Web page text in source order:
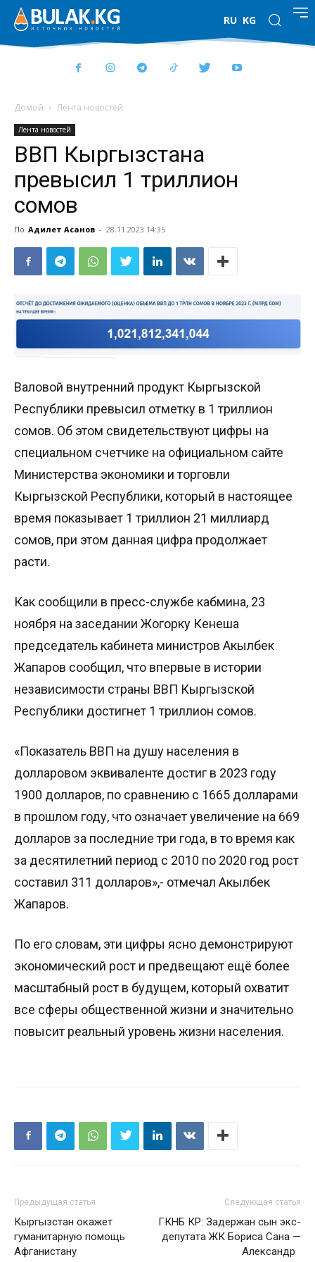
RU KG
Домой Лента новостей
Лента новостей
ВВП Кыргызстана
превысил 1 триллион
сомов
По Адилет Асанов - 28.11.2023 14:35
Валовой внутренний продукт Кыргызской
Республики превысил отметку в 1 триллион
сомов. Об этом свидетельствуют цифры на
специальном счетчике на официальном сайте
Министерства экономики и торговли
Кыргызской Республики, который в настоящее
время показывает 1 триллион 21 миллиард
сомов, при этом данная цифра продолжает
расти.
Как сообщили в пресс-службе кабмина, 23
ноября на заседании Жогорку Кенеша
председатель кабинета министров Акылбек
Жапаров сообщил, что впервые в истории
независимости страны ВВП Кыргызской
Республики достигнет 1 триллион сомов.
«Показатель ВВП на душу населения в
долларовом эквиваленте достиг в 2023 году
1900 долларов, по сравнению с 1665 долларами
в прошлом году, что означает увеличение на 669
долларов за последние три года, в то время как
за десятилетний период с 2010 по 2020 год рост
составил 311 долларов»,- отмечал Акылбек
Жапаров.
По его словам, эти цифры ясно демонстрируют
экономический рост и предвещают ещё более
масштабный рост в будущем, который охватит
все сферы общественной жизни и значительно
повысит реальный уровень жизни населения.
Предыдущая статья
Кыргызстан окажет
гуманитарную помощь
Афганистану
Следующая статья
ГКНБ КР: Задержан сын экс-
депутата ЖК Бориса Сана —
Александр